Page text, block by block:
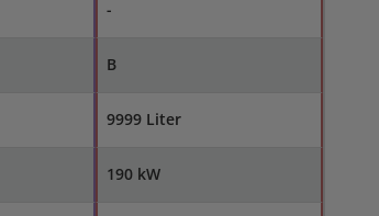
-
B
9999 Liter
190 kW